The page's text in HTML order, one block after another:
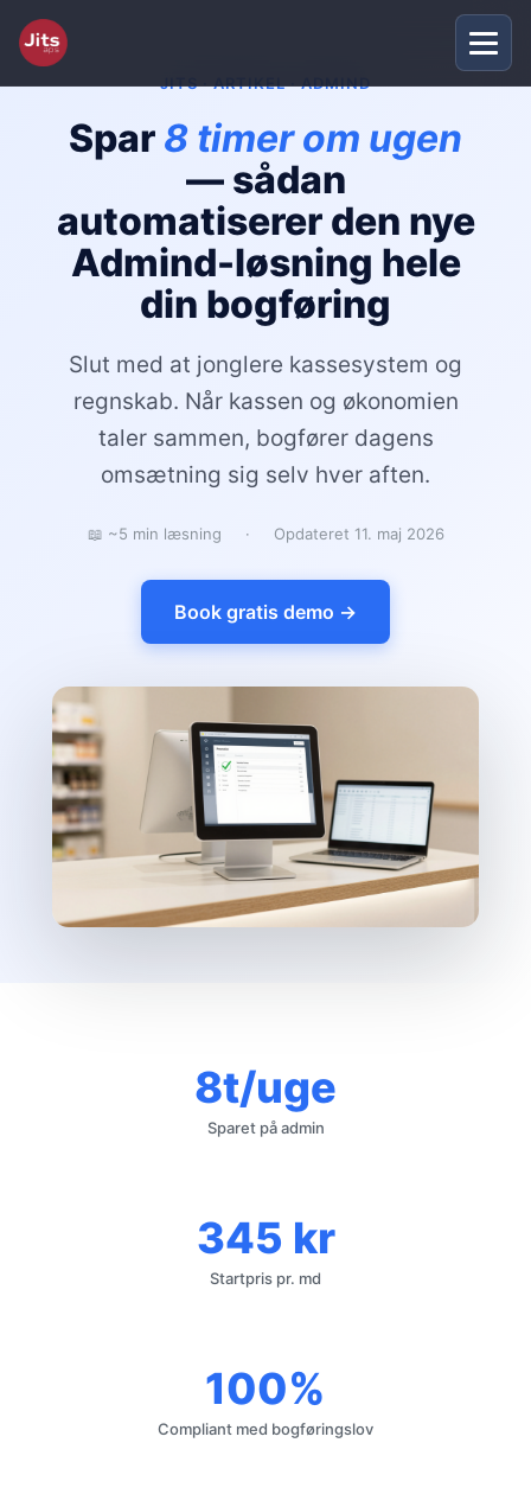
JITS · ARTIKEL · ADMIND
Spar 8 timer om ugen
— sådan
automatiserer den nye
Admind-løsning hele
din bogføring
Slut med at jonglere kassesystem og
regnskab. Når kassen og økonomien
taler sammen, bogfører dagens
omsætning sig selv hver aften.
📖 ~5 min læsning · Opdateret 11. maj 2026
Book gratis demo →
8t/uge
Sparet på admin
345 kr
Startpris pr. md
100%
Compliant med bogføringslov